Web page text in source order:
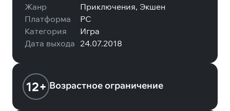
Жанр
Приключения, Экшен
Платформа
PC
Категория
Игра
Дата выхода 24.07.2018
12+ Возрастное ограничение